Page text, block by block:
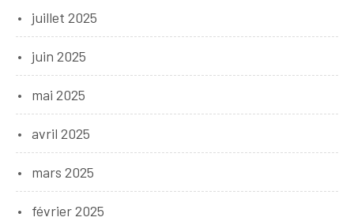
juillet 2025
juin 2025
mai 2025
avril 2025
mars 2025
février 2025